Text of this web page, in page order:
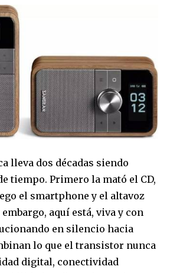
lleva dos décadas siendo
tiempo. Primero la mató el CD,
el smartphone y el altavoz
aquí está, viva y con
en silencio hacia
lo que el transistor nunca
digital, conectividad